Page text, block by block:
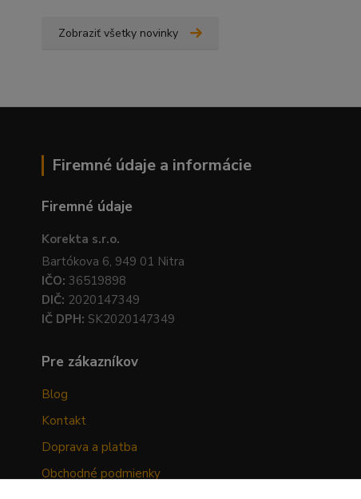
Zobraziť všetky novinky
Firemné údaje a informácie
Firemné údaje
Korekta s.r.o.
Bartókova 6, 949 01 Nitra
IČO: 36519898
DIČ: 2020147349
IČ DPH: SK2020147349
Pre zákazníkov
Blog
Kontakt
Doprava a platba
Obchodné podmienky